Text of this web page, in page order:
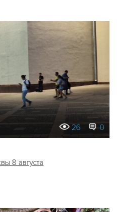
26 0
8 августа